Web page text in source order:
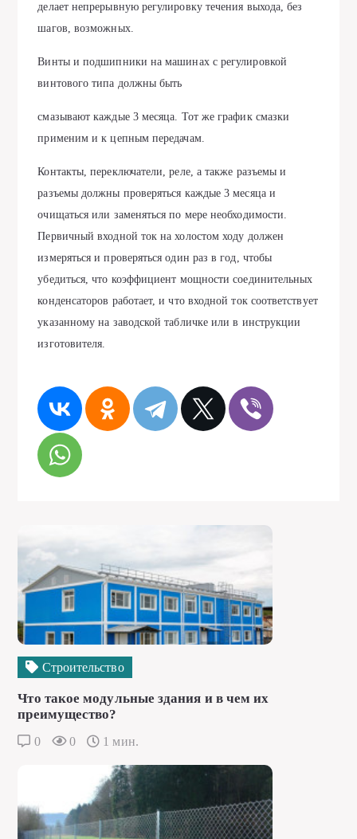
делает непрерывную регулировку течения выхода, без
шагов, возможных.
Винты и подшипники на машинах с регулировкой
винтового типа должны быть
смазывают каждые 3 месяца. Тот же график смазки
применим и к цепным передачам.
Контакты, переключатели, реле, а также разъемы и
разъемы должны проверяться каждые 3 месяца и
очищаться или заменяться по мере необходимости.
Первичный входной ток на холостом ходу должен
измеряться и проверяться один раз в год, чтобы
убедиться, что коэффициент мощности соединительных
конденсаторов работает, и что входной ток соответствует
указанному на заводской табличке или в инструкции
изготовителя.
Строительство
Что такое модульные здания и в чем их
преимущество?
0 0 1 мин.